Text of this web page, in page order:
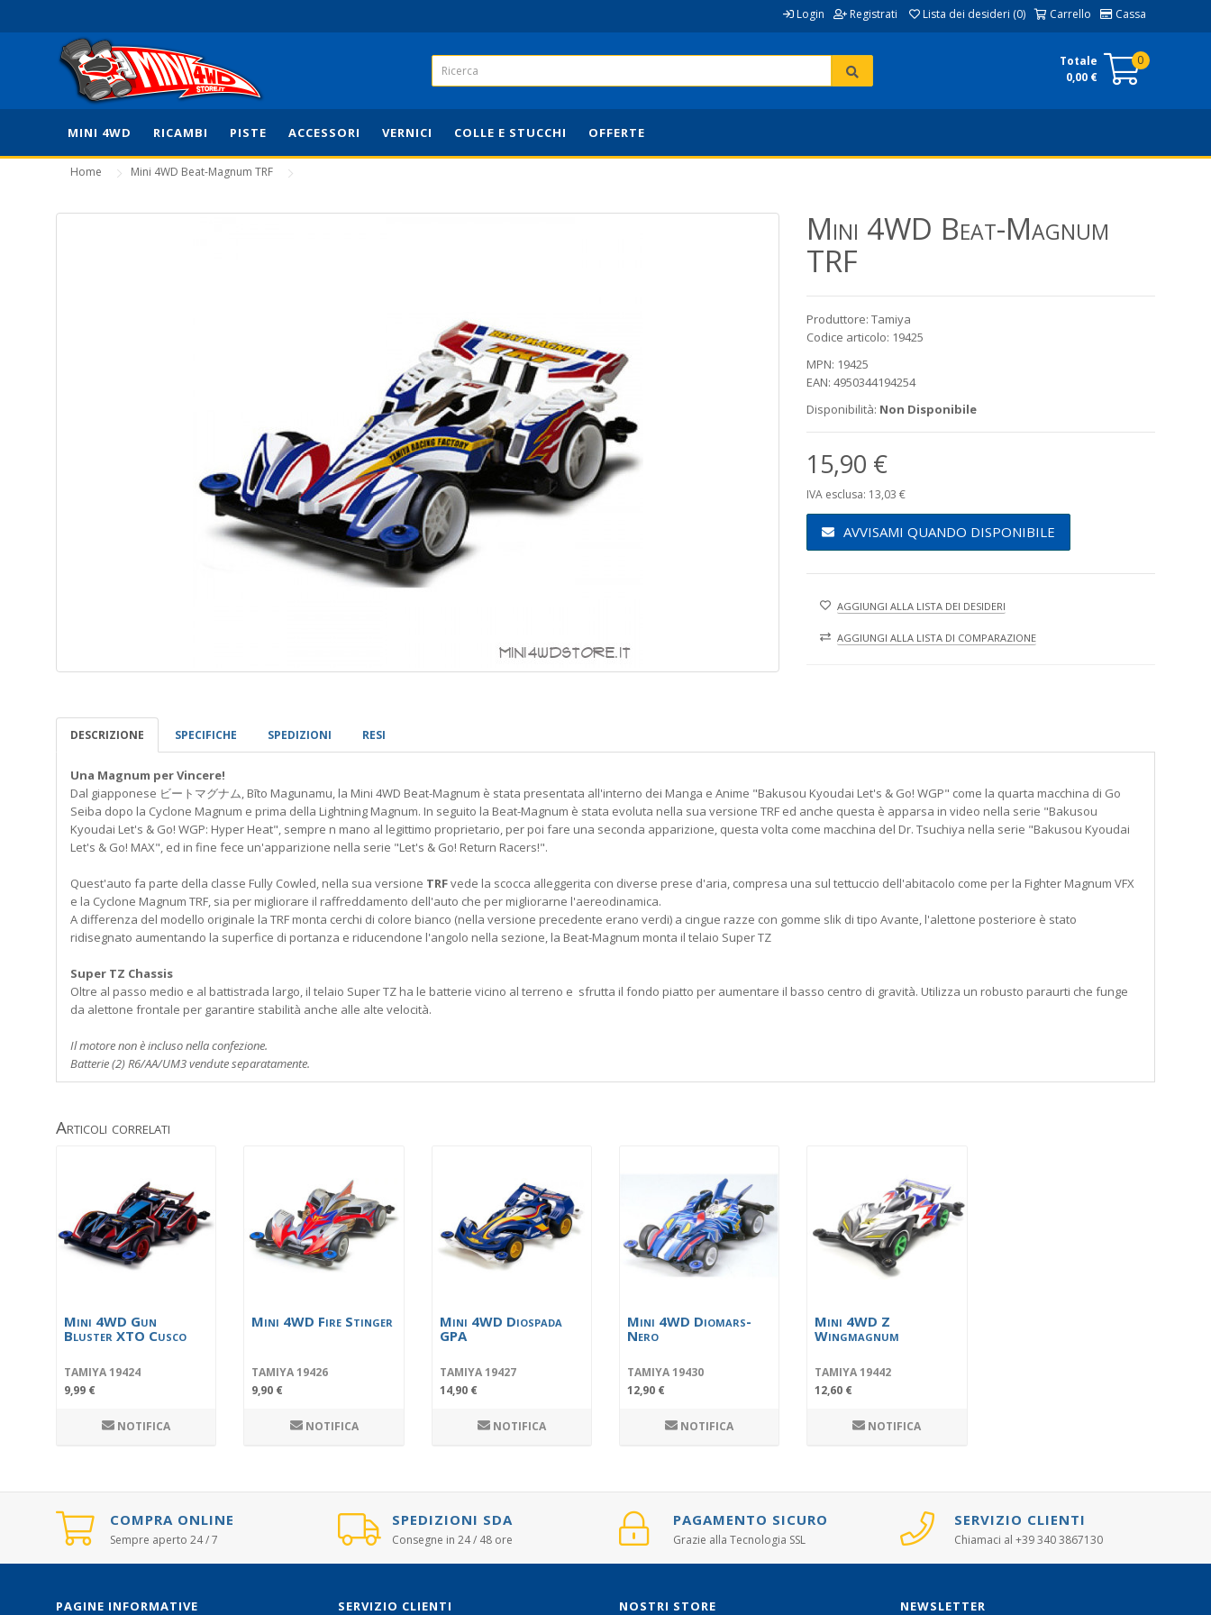
Login Registrati Lista dei desideri (0) Carrello Cassa
0
Totale
0,00 €
MINI 4WD RICAMBI PISTE ACCESSORI VERNICI COLLE E STUCCHI OFFERTE
Home Mini 4WD Beat-Magnum TRF
Mini 4WD Beat-Magnum
TRF
Produttore: Tamiya
Codice articolo: 19425
MPN: 19425
EAN: 4950344194254
Disponibilità: Non Disponibile
15,90 €
IVA esclusa: 13,03 €
AVVISAMI QUANDO DISPONIBILE
AGGIUNGI ALLA LISTA DEI DESIDERI
AGGIUNGI ALLA LISTA DI COMPARAZIONE
DESCRIZIONE SPECIFICHE SPEDIZIONI RESI
Una Magnum per Vincere!
Dal giapponese ビートマグナム, Bīto Magunamu, la Mini 4WD Beat-Magnum è stata presentata all'interno dei Manga e Anime "Bakusou Kyoudai Let's & Go! WGP" come la quarta macchina di Go
Seiba dopo la Cyclone Magnum e prima della Lightning Magnum. In seguito la Beat-Magnum è stata evoluta nella sua versione TRF ed anche questa è apparsa in video nella serie "Bakusou
Kyoudai Let's & Go! WGP: Hyper Heat", sempre n mano al legittimo proprietario, per poi fare una seconda apparizione, questa volta come macchina del Dr. Tsuchiya nella serie "Bakusou Kyoudai
Let's & Go! MAX", ed in fine fece un'apparizione nella serie "Let's & Go! Return Racers!".
Quest'auto fa parte della classe Fully Cowled, nella sua versione TRFvede la scocca alleggerita con diverse prese d'aria, compresa una sul tettuccio dell'abitacolo come per la Fighter Magnum VFX
e la Cyclone Magnum TRF, sia per migliorare il raffreddamento dell'auto che per migliorarne l'aereodinamica.
A differenza del modello originale la TRF monta cerchi di colore bianco (nella versione precedente erano verdi) a cingue razze con gomme slik di tipo Avante, l'alettone posteriore è stato
ridisegnato aumentando la superfice di portanza e riducendone l'angolo nella sezione, la Beat-Magnum monta il telaio Super TZ
Super TZ Chassis
Oltre al passo medio e al battistrada largo, il telaio Super TZ ha le batterie vicino al terreno e sfrutta il fondo piatto per aumentare il basso centro di gravità. Utilizza un robusto paraurti che funge
da alettone frontale per garantire stabilità anche alle alte velocità.
Il motore non è incluso nella confezione.
Batterie (2) R6/AA/UM3 vendute separatamente.
Articoli correlati
Mini 4WD Gun
Bluster XTO Cusco
TAMIYA 19424
9,99 €
NOTIFICA
Mini 4WD Fire Stinger
TAMIYA 19426
9,90 €
NOTIFICA
Mini 4WD Diospada
GPA
TAMIYA 19427
14,90 €
NOTIFICA
Mini 4WD Diomars-
Nero
TAMIYA 19430
12,90 €
NOTIFICA
Mini 4WD Z
Wingmagnum
TAMIYA 19442
12,60 €
NOTIFICA
COMPRA ONLINE
Sempre aperto 24 / 7
SPEDIZIONI SDA
Consegne in 24 / 48 ore
PAGAMENTO SICURO
Grazie alla Tecnologia SSL
SERVIZIO CLIENTI
Chiamaci al +39 340 3867130
PAGINE INFORMATIVE SERVIZIO CLIENTI NOSTRI STORE NEWSLETTER